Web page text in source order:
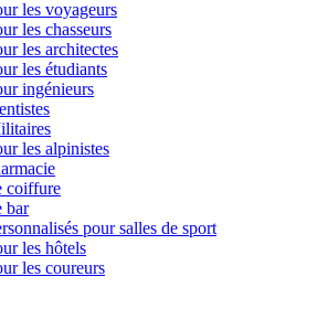
les voyageurs
les chasseurs
les architectes
les étudiants
ingénieurs
les alpinistes
coiffure
bar
pour salles de sport
les hôtels
les coureurs